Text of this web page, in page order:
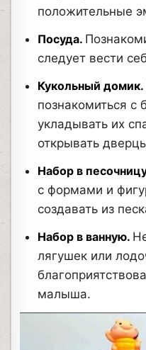
положительные
Посуда.
следует вести
Кукольный домик.
познакомиться с
укладывать их
открывать
Набор в
с формами и
создавать из
Набор в ванную.
лягушек или
малыша.